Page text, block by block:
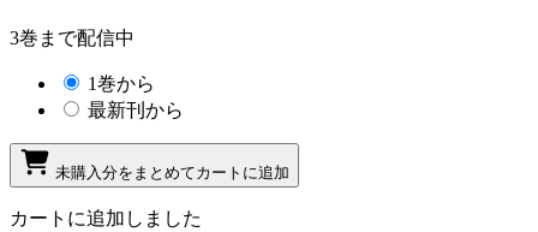
3巻まで配信中
1巻から
最新刊から
未購入分をまとめてカートに追加
カートに追加しました